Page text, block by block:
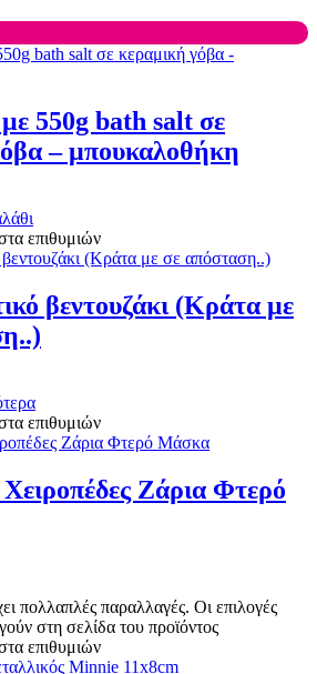
550g bath salt σε
– μπουκαλοθήκη
επιθυμιών
βεντουζάκι (Κράτα με
επιθυμιών
Ζάρια Φτερό
πολλαπλές παραλλαγές. Οι επιλογές
στη σελίδα του προϊόντος
επιθυμιών